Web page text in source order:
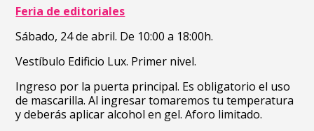
Feria de editoriales
Sábado, 24 de abril. De 10:00 a 18:00h.
Vestíbulo Edificio Lux. Primer nivel.
Ingreso por la puerta principal. Es obligatorio el uso
de mascarilla. Al ingresar tomaremos tu temperatura
y deberás aplicar alcohol en gel. Aforo limitado.